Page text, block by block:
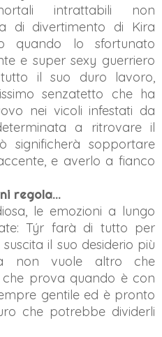
intrattabili non
di divertimento di Kira
quando lo sfortunato
e super sexy guerriero
il suo duro lavoro,
senzatetto che ha
nei vicoli infestati da
a ritrovare il
significherà sopportare
e averlo a fianco
regola...
le emozioni a lungo
Týr farà di tutto per
il suo desiderio più
non vuole altro che
prova quando è con
gentile ed è pronto
che potrebbe dividerli